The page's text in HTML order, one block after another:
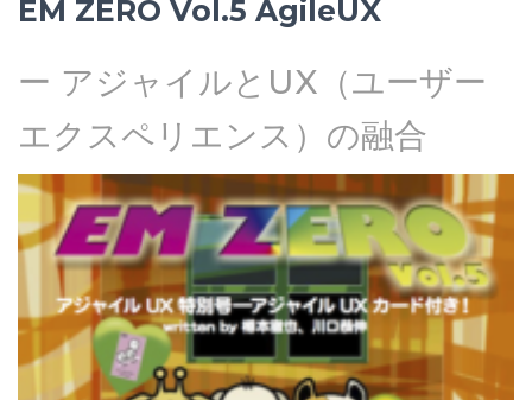
EM ZERO Vol.5 AgileUX
ー アジャイルとUX（ユーザー
エクスペリエンス）の融合